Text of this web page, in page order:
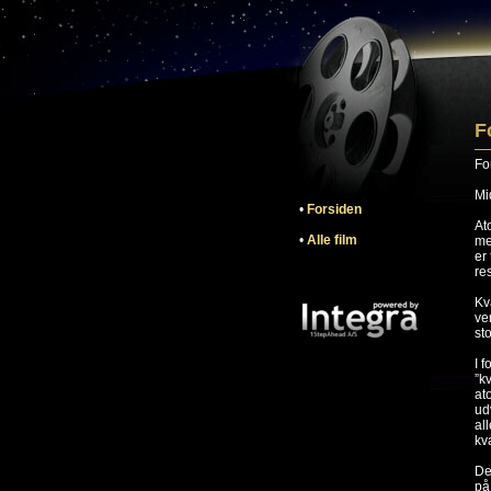
• Forsiden
• Alle film
er
I